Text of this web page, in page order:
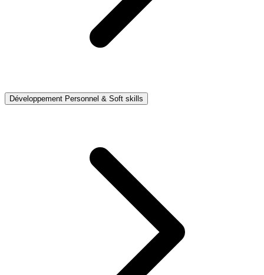
Développement Personnel & Soft skills